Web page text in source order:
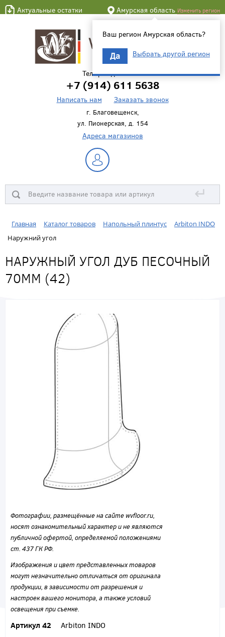
Актуальные остатки Амурская область Изменить регион
Ваш регион Амурская область?
Да Выбрать другой регион
Телефон для связи
+7 (914) 611 5638
Написать нам Заказать звонок
г. Благовещенск,
ул. Пионерская, д. 154
Адреса магазинов
↵
Главная Каталог товаров Напольный плинтус
Arbiton INDO
Наружний угол
НАРУЖНЫЙ УГОЛ ДУБ ПЕСОЧНЫЙ
70ММ (42)
Фотографии, размещённые на сайте wvfloor.ru,
носят ознакомительный характер и не являются
публичной офертой, определяемой положениями
ст. 437 ГК РФ.
Изображения и цвет представленных товаров
могут незначительно отличаться от оригинала
продукции, в зависимости от разрешения и
настроек вашего монитора, а также условий
освещения при съемке.
Артикул 42 Arbiton INDO